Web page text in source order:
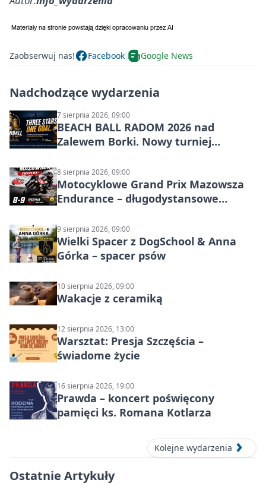
Zaobserwuj nas! Facebook Google News
Nadchodzące wydarzenia
7 sierpnia 2026, 09:00
BEACH BALL RADOM 2026 nad
Zalewem Borki. Nowy turniej
8 sierpnia 2026, 09:00
Motocyklowe Grand Prix Mazowsza
Endurance – długodystansowe
9 sierpnia 2026, 09:00
Wielki Spacer z DogSchool & Anna
Górka – spacer psów
10 sierpnia 2026, 09:00
Wakacje z ceramiką
12 sierpnia 2026, 13:00
Warsztat: Presja Szczęścia –
świadome życie
16 sierpnia 2026, 19:00
Prawda – koncert poświęcony
pamięci ks. Romana Kotlarza
Kolejne wydarzenia
Ostatnie Artykuły